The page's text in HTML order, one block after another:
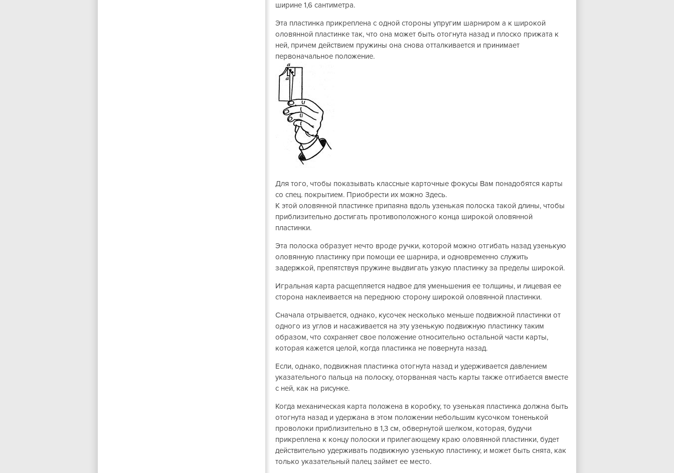
ширине 1,6 сантиметра.
Эта пластинка прикреплена с одной стороны упругим шарниром а к широкой
оловянной пластинке так, что она может быть отогнута назад и плоско прижата к
ней, причем действием пружины она снова отталкивается и принимает
первоначальное положение.
Для того, чтобы показывать классные карточные фокусы Вам понадобятся карты
со спец. покрытием. Приобрести их можно Здесь.
К этой оловянной пластинке припаяна вдоль узенькая полоска такой длины, чтобы
приблизительно достигать противоположного конца широкой оловянной
пластинки.
Эта полоска образует нечто вроде ручки, которой можно отгибать назад узенькую
оловянную пластинку при помощи ее шарнира, и одновременно служить
задержкой, препятствуя пружине выдвигать узкую пластинку за пределы широкой.
Игральная карта расщепляется надвое для уменьшения ее толщины, и лицевая ее
сторона наклеивается на переднюю сторону широкой оловянной пластинки.
Сначала отрывается, однако, кусочек несколько меньше подвижной пластинки от
одного из углов и насаживается на эту узенькую подвижную пластинку таким
образом, что сохраняет свое положение относительно остальной части карты,
которая кажется целой, когда пластинка не повернута назад.
Если, однако, подвижная пластинка отогнута назад и удерживается давлением
указательного пальца на полоску, оторванная часть карты также отгибается вместе
с ней, как на рисунке.
Когда механическая карта положена в коробку, то узенькая пластинка должна быть
отогнута назад и удержана в этом положении небольшим кусочком тоненькой
проволоки приблизительно в 1,3 см, обвернутой шелком, которая, будучи
прикреплена к концу полоски и прилегающему краю оловянной пластинки, будет
действительно удерживать подвижную узенькую пластинку, и может быть снята, как
только указательный палец займет ее место.